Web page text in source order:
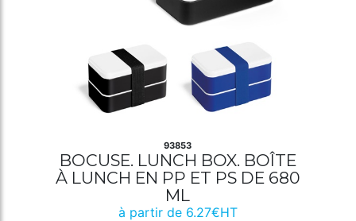
93853
BOCUSE. LUNCH BOX. BOÎTE
À LUNCH EN PP ET PS DE 680
ML
à partir de 6.27€HT